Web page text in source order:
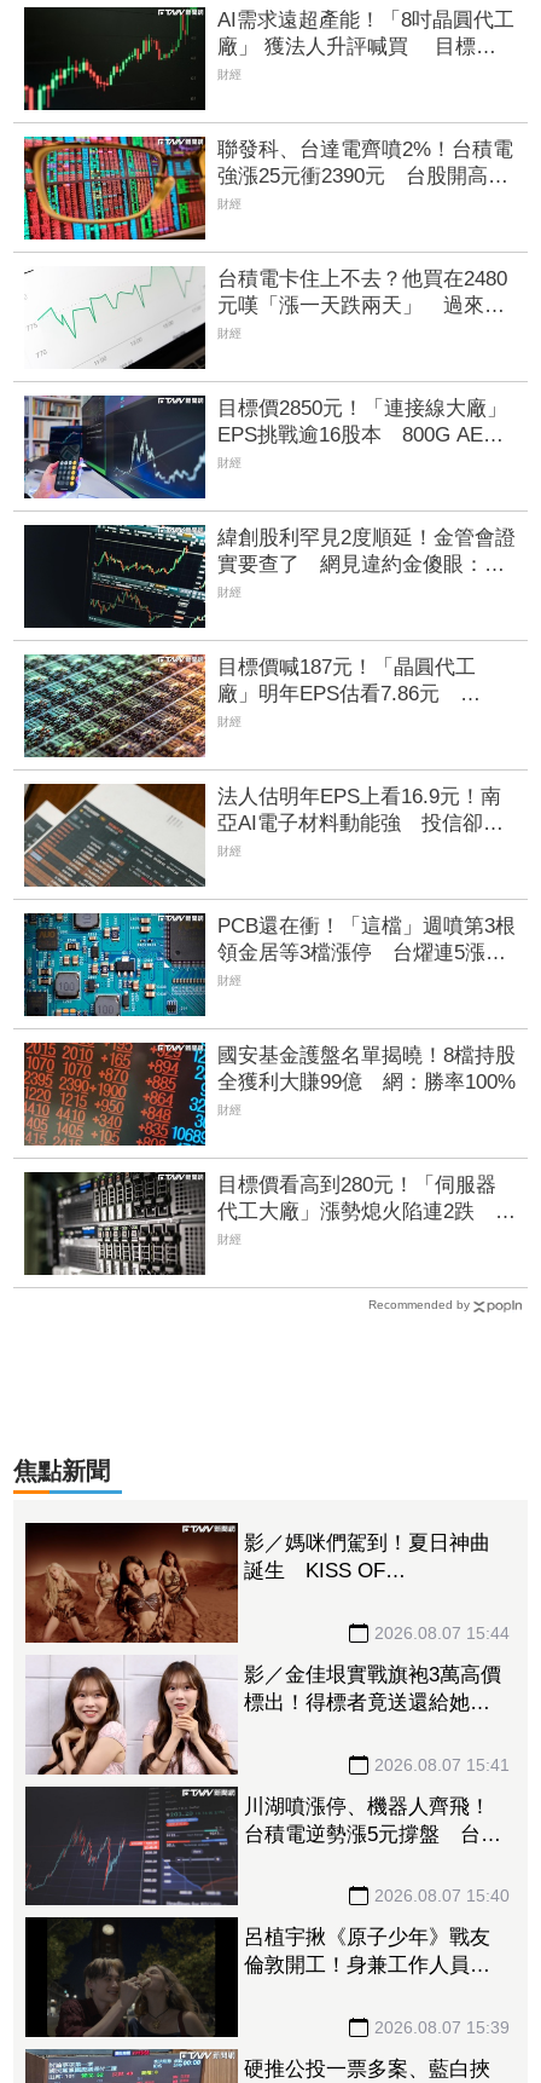
AI需求遠超產能！「8吋晶圓代工
廠」 獲法人升評喊買 目標價
205元、潛在漲幅逾3成
財經
聯發科、台達電齊噴2%！台積電
強漲25元衝2390元 台股開高漲
430點反攻44800點大關
財經
台積電卡住上不去？他買在2480
元嘆「漲一天跌兩天」 過來人
點關鍵：抱到明年再說
財經
目標價2850元！「連接線大廠」
EPS挑戰逾16股本 800G AEC
訂單回補、併購效益逐步發酵
財經
緯創股利罕見2度順延！金管會證
實要查了 網見違約金傻眼：重
罰3萬元？
財經
目標價喊187元！「晶圓代工
廠」明年EPS估看7.86元
VSMC產能升溫有望挹注營收
財經
法人估明年EPS上看16.9元！南
亞AI電子材料動能強 投信卻撤
出2.1億元逾2千張
財經
PCB還在衝！「這檔」週噴第3根
領金居等3檔漲停 台燿連5漲
51.5%、景碩累漲48%
財經
國安基金護盤名單揭曉！8檔持股
全獲利大賺99億 網：勝率100%
財經
目標價看高到280元！「伺服器
代工大廠」漲勢熄火陷連2跌 三
大法人今出清1.1萬張、抽回21億
財經
Recommended by
焦點新聞
影／媽咪們駕到！夏日神曲
誕生 KISS OF
2026.08.07 15:44
影／金佳垠實戰旗袍3萬高價
標出！得標者竟送還給她
2026.08.07 15:41
川湖噴漲停、機器人齊飛！
台積電逆勢漲5元撐盤 台股
2026.08.07 15:40
呂植宇揪《原子少年》戰友
倫敦開工！身兼工作人員
2026.08.07 15:39
硬推公投一票多案、藍白挾